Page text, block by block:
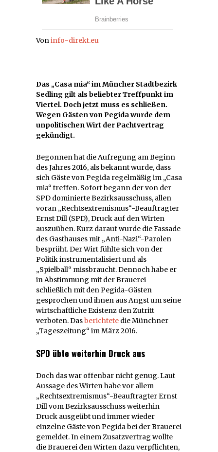
Voninfo-direkt.eu
Das „Casa mia“ im Müncher Stadtbezirk
Sedling gilt als beliebter Treffpunkt im
Viertel. Doch jetzt muss es schließen.
Wegen Gästen von Pegida wurde dem
unpolitischen Wirt der Pachtvertrag
gekündigt.
Begonnen hat die Aufregung am Beginn
des Jahres 2016, als bekannt wurde, dass
sich Gäste von Pegida regelmäßig im „Casa
mia“ treffen. Sofort begann der von der
SPD dominierte Bezirksausschuss, allen
voran „Rechtsextremismus“-Beauftragter
Ernst Dill (SPD), Druck auf den Wirten
auszuüben. Kurz darauf wurde die Fassade
des Gasthauses mit „Anti-Nazi“-Parolen
besprüht. Der Wirt fühlte sich von der
Politik instrumentalisiert und als
„Spielball“ missbraucht. Dennoch habe er
in Abstimmung mit der Brauerei
schließlich mit den Pegida-Gästen
gesprochen und ihnen aus Angst um seine
wirtschaftliche Existenz den Zutritt
verboten. Dasberichtete die Münchner
„Tageszeitung“ im März 2016.
SPD übte weiterhin Druck aus
Doch das war offenbar nicht genug. Laut
Aussage des Wirten habe vor allem
„Rechtsextremismus“-Beauftragter Ernst
Dill vom Bezirksausschuss weiterhin
Druck ausgeübt und immer wieder
einzelne Gäste von Pegida bei der Brauerei
gemeldet. In einem Zusatzvertrag wollte
die Brauerei den Wirten dazu verpflichten,